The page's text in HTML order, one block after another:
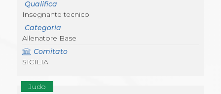
Qualifica
Insegnante tecnico
Categoria
Allenatore Base
Comitato
SICILIA
Judo